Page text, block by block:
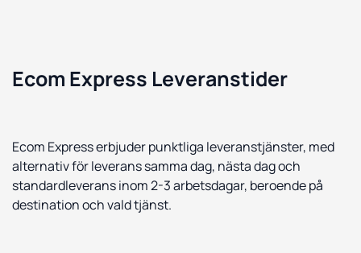
Ecom Express Leveranstider
Ecom Express erbjuder punktliga leveranstjänster, med
alternativ för leverans samma dag, nästa dag och
standardleverans inom 2-3 arbetsdagar, beroende på
destination och vald tjänst.